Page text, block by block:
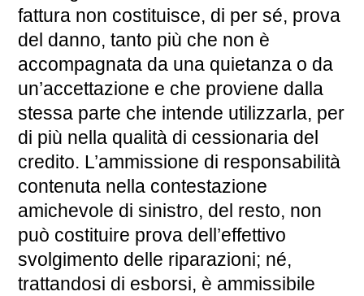
fattura non costituisce, di per sé, prova
del danno, tanto più che non è
accompagnata da una quietanza o da
un’accettazione e che proviene dalla
stessa parte che intende utilizzarla, per
di più nella qualità di cessionaria del
credito. L’ammissione di responsabilità
contenuta nella contestazione
amichevole di sinistro, del resto, non
può costituire prova dell’effettivo
svolgimento delle riparazioni; né,
trattandosi di esborsi, è ammissibile